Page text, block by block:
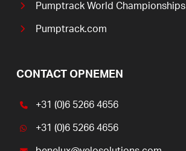
Pumptrack World Championships
Pumptrack.com
CONTACT OPNEMEN
+31 (0)6 5266 4656
+31 (0)6 5266 4656